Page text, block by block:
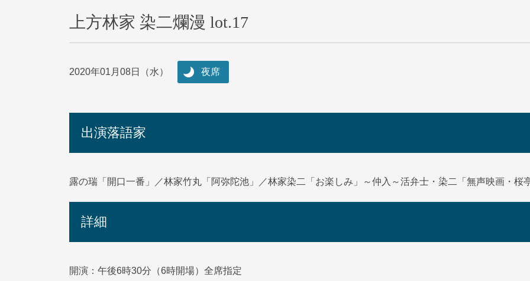
上方林家 染二爛漫 lot.17
2020年01月08日（水） 夜席
出演落語家
露の瑞「開口一番」／林家竹丸「阿弥陀池」／林家染二「お楽しみ」～仲入～活弁士・染二「無声映画・桜
詳細
開演：午後6時30分（6時開場）全席指定